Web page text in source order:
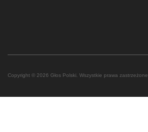
Copyright © 2026 Głos Polski. Wszystkie prawa zastrzeżone.